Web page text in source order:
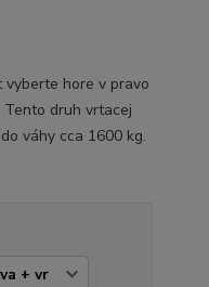
hore v pravo
druh vrtacej
váhy cca 1600 kg.